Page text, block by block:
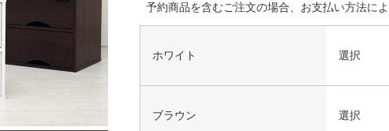
予約商品を含むご注文の場合、お支払い方法に
ホワイト 選択
ブラウン 選択